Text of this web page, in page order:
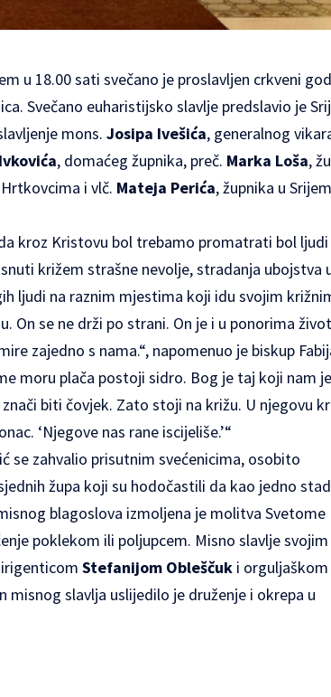
u 18.00 sati svečano je proslavljen crkveni
. Svečano euharistijsko slavlje predslavio je
mons. Josipa Ivešića, generalnog
, domaćeg župnika, preč. Marka Loša,
i vlč. Mateja Perića, župnika u
kroz Kristovu bol trebamo promatrati bol ljudi
križem strašne nevolje, stradanja ubojstva
ljudi na raznim mjestima koji idu svojim
On se ne drži po strani. On je i u ponorima
zajedno s nama.“, napomenuo je biskup
moru plača postoji sidro. Bog je taj koji nam
biti čovjek. Zato stoji na križu. U njegovu
‘Njegove nas rane iscijeliše.’“
se zahvalio prisutnim svećenicima, osobito
župa koji su hodočastili da kao jedno
blagoslova izmoljena je molitva Svetome
poklekom ili poljupcem. Misno slavlje svojim
Stefanijom Obleščuk i orguljaškom
misnog slavlja uslijedilo je druženje i okrepa u